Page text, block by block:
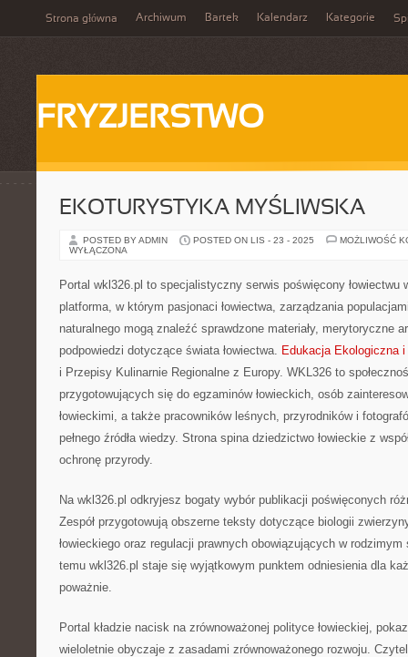
Strona główna Archiwum Bartek Kalendarz Kategorie
FRYZJERSTWO
EKOTURYSTYKA MYŚLIWSKA
POSTED BY ADMIN POSTED ON LIS - 23 - 2025
MOŻLIWOŚĆ
WYŁĄCZONA
Portal wkl326.pl to specjalistyczny serwis poświęcony łowiectwu
platforma, w którym pasjonaci łowiectwa, zarządzania
naturalnego mogą znaleźć sprawdzone materiały, merytoryczne
podpowiedzi dotyczące świata łowiectwa. Edukacja Ekologiczna
i Przepisy Kulinarnie Regionalne z Europy. WKL326 to
przygotowujących się do egzaminów łowieckich, osób
łowieckimi, a także pracowników leśnych, przyrodników i
pełnego źródła wiedzy. Strona spina dziedzictwo łowieckie z
ochronę przyrody.
Na wkl326.pl odkryjesz bogaty wybór publikacji poświęconych
Zespół przygotowują obszerne teksty dotyczące biologii
łowieckiego oraz regulacji prawnych obowiązujących w
temu wkl326.pl staje się wyjątkowym punktem odniesienia dla
poważnie.
Portal kładzie nacisk na zrównoważonej polityce łowieckiej,
wieloletnie obyczaje z zasadami zrównoważonego rozwoju.